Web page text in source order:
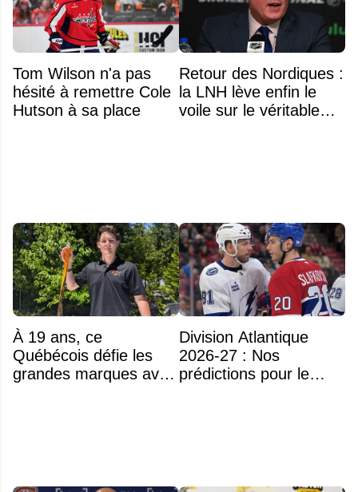
Tom Wilson n'a pas
hésité à remettre Cole
Hutson à sa place
Retour des Nordiques :
la LNH lève enfin le
voile sur le véritable
À 19 ans, ce
Québécois défie les
grandes marques avec
Division Atlantique
2026-27 : Nos
prédictions pour le